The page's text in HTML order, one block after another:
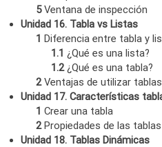
5Ventana de inspección
Unidad 16. Tabla vs Listas
1 Diferencia entre tabla y
1.1 ¿Qué es una lista?
1.2¿Qué es una tabla?
2Ventajas de utilizar tablas
Unidad 17. Características
1 Crear una tabla
2Propiedades de las tablas
Unidad 18. Tablas Dinámicas